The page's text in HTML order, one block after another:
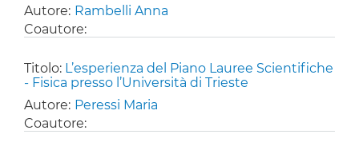
Autore: Rambelli Anna
Coautore:
Titolo: L’esperienza del Piano Lauree Scientifiche
- Fisica presso l’Università di Trieste
Autore: Peressi Maria
Coautore: